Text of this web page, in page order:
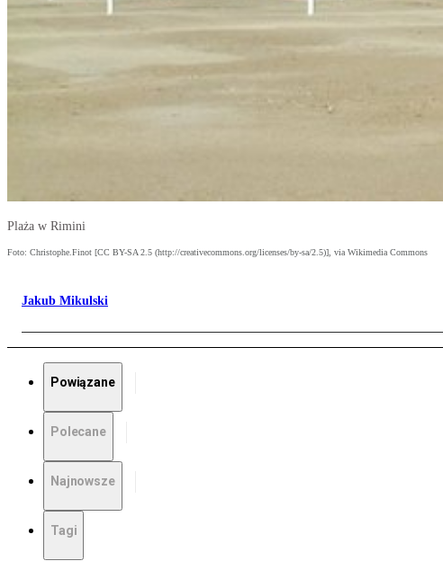
Plaża w Rimini
Foto: Christophe.Finot [CC BY-SA 2.5 (http://creativecommons.org/licenses/by-sa/2.5)], via Wikimedia Commons
Jakub Mikulski
Powiązane
Polecane
Najnowsze
Tagi